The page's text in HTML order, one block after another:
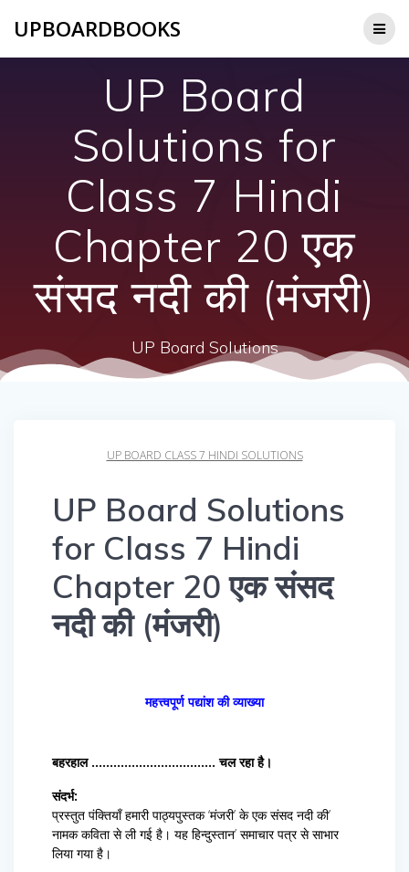
UPBOARDBOOKS
UP Board
Solutions for
Class 7 Hindi
Chapter 20 एक
संसद नदी की (मंजरी)
UP Board Solutions
UP BOARD CLASS 7 HINDI SOLUTIONS
UP Board Solutions
for Class 7 Hindi
Chapter 20 एक संसद
नदी की (मंजरी)
महत्त्वपूर्ण पद्यांश की व्याख्या
बहरहाल ……………………………. चल रहा है।
संदर्भ:
प्रस्तुत पंक्तियाँ हमारी पाठ्यपुस्तक ‘मंजरी’ के एक संसद नदी की’
नामक कविता से ली गई है। यह हिन्दुस्तान’ समाचार पत्र से साभार
लिया गया है।